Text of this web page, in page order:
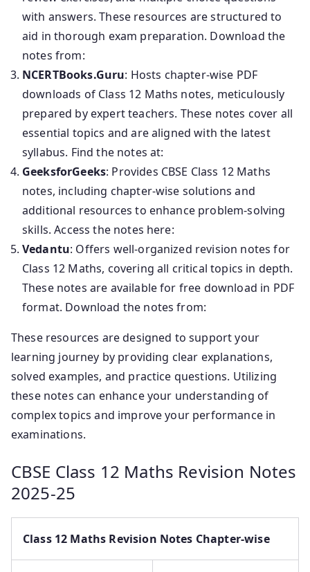
with answers. These resources are structured to
aid in thorough exam preparation. Download the
notes from:
NCERTBooks.Guru: Hosts chapter-wise PDF
downloads of Class 12 Maths notes, meticulously
prepared by expert teachers. These notes cover all
essential topics and are aligned with the latest
syllabus. Find the notes at:
GeeksforGeeks: Provides CBSE Class 12 Maths
notes, including chapter-wise solutions and
additional resources to enhance problem-solving
skills. Access the notes here:
Vedantu: Offers well-organized revision notes for
Class 12 Maths, covering all critical topics in depth.
These notes are available for free download in PDF
format. Download the notes from:
These resources are designed to support your
learning journey by providing clear explanations,
solved examples, and practice questions. Utilizing
these notes can enhance your understanding of
complex topics and improve your performance in
examinations.
CBSE Class 12 Maths Revision Notes
2025-25
Class 12 Maths Revision Notes Chapter-wise